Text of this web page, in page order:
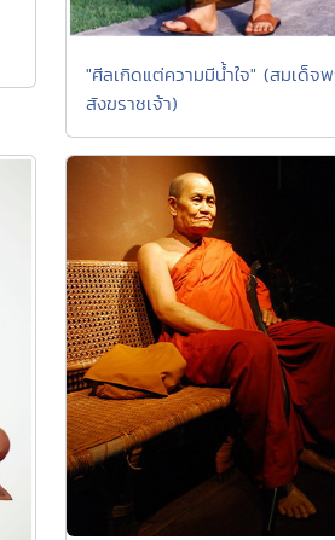
"ศีลเกิดแต่ความมีนํ้าใจ" (สมเด็จพ
สังฆราชเจ้า)